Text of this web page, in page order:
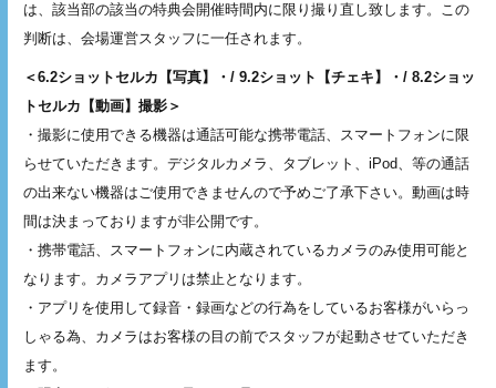
は、該当部の該当の特典会開催時間内に限り撮り直し致します。この
判断は、会場運営スタッフに一任されます。
＜6.2ショットセルカ【写真】・/ 9.2ショット【チェキ】・/ 8.2ショッ
トセルカ【動画】撮影＞
・撮影に使用できる機器は通話可能な携帯電話、スマートフォンに限
らせていただきます。デジタルカメラ、タブレット、iPod、等の通話
の出来ない機器はご使用できませんので予めご了承下さい。動画は時
間は決まっておりますが非公開です。
・携帯電話、スマートフォンに内蔵されているカメラのみ使用可能と
なります。カメラアプリは禁止となります。
・アプリを使用して録音・録画などの行為をしているお客様がいらっ
しゃる為、カメラはお客様の目の前でスタッフが起動させていただき
ます。